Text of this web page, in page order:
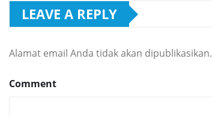
LEAVE A REPLY
Alamat email Anda tidak akan dipublikasikan.
Comment